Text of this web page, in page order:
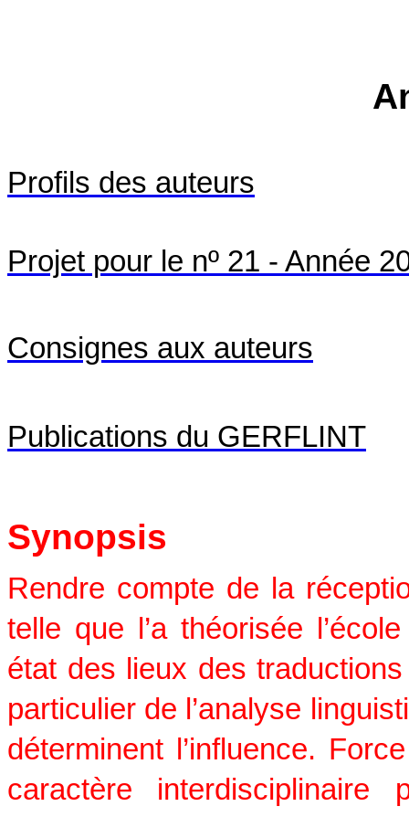
Profils des auteurs
Projet pour le nº 21 - Année
Consignes aux auteurs
Publications du GERFLINT
Synopsis
Rendre compte de la
telle que l’a théorisée
état des lieux des
particulier de l’analyse
déterminent l’influence.
caractère